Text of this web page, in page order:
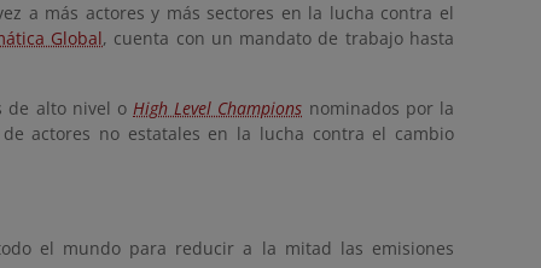
a más actores y más sectores en la lucha contra el
Global, cuenta con un mandato de trabajo hasta
de alto nivel oHigh Level Champions nominados por la
actores no estatales en la lucha contra el cambio
el mundo para reducir a la mitad las emisiones